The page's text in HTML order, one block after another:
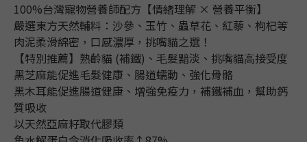
100%台灣寵物營養師配方【情緒理解 × 營養平衡】
嚴選東方天然輔料：沙參、玉竹、蟲草花、紅藜、枸杞等
肉泥柔滑綿密，口感濃厚，挑嘴貓之選！
【特別推薦】熟齡貓 (補鐵)、⽑髮黯淡、挑嘴貓⾼接受度
黑芝麻能促進毛髮健康、腸道蠕動、強化骨骼
黑木耳能促進腸道健康、增強免疫力，補鐵補血，幫助鈣
質吸收
以天然亞麻籽取代膠類